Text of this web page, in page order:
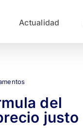
Actualidad
del
justo